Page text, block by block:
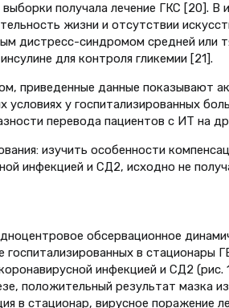
выборки получала лечение ГКС [20]. В
жизни и отсутствии
дистресс-синдромом средней или
для контроля гликемии [21].
приведенные данные показывают
условиях у госпитализированных
перевода пациентов с ИТ на
изучить особенности
инфекцией и СД2, исходно не
обсервационное
госпитализированных в
инфекцией и СД2
положительный результат мазка
в стационар, вирусное поражение